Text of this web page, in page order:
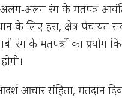
अलग रंग के मतपत्र
के लिए हरा, क्षेत्र पंचायत
रंग के मतपत्रों का प्रयोग
आचार संहिता, मतदान